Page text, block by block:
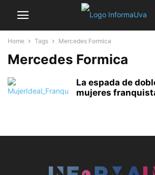
Home Tags Mercedes Formica
Mercedes Formica
La espada de
mujeres